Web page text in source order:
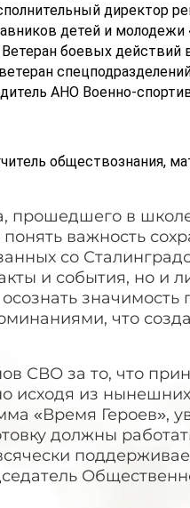
директор
детей и молодежи
боевых действий
АНО Военно-
обществознания,
прошедшего в
важность
со
и события, но и
что
СВО за то, что
исходя из
«Время Героев»,
должны